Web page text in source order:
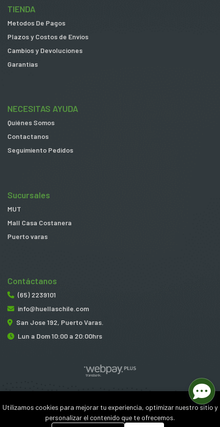
TIENDA
Metodos De Pagos
Plazos y Costos de Envios
Cambios y Devoluciones
Garantias
NECESITAS AYUDA
Quiénes Somos
Contactanos
Seguimiento Pedidos
Sucursales
MUT
Mall Casa Costanera
Puerto varas
Contáctanos
(65) 2239101
info@huellaschile.com
San Jose 192, Puerto Varas.
Lun a Dom 10:00 a 20:00hrs
¿Te gusta mi tienda? Yo vendo conBsale
Utilizamos cookies para mejorar tu experiencia, optimizar nuestro sitio y
personalizar el contenido que te ofrecemos.